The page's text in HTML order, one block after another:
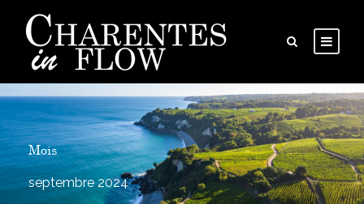
Mois
septembre 2024